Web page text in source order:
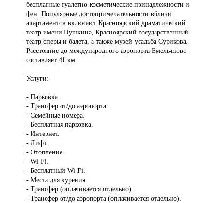
бесплатные туалетно-косметические принадлежности и
фен. Популярные достопримечательности вблизи
апартаментов включают Красноярский драматический
театр имени Пушкина, Красноярский государственный
театр оперы и балета, а также музей-усадьба Сурикова.
Расстояние до международного аэропорта Емельяново
составляет 41 км.
Услуги:
- Парковка.
- Трансфер от/до аэропорта.
- Семейные номера.
- Бесплатная парковка.
- Интернет.
- Лифт.
- Отопление.
- Wi-Fi.
- Бесплатный Wi-Fi.
- Места для курения.
- Трансфер (оплачивается отдельно).
- Трансфер от/до аэропорта (оплачивается отдельно).